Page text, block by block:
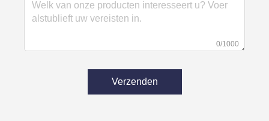
0/1000
Verzenden